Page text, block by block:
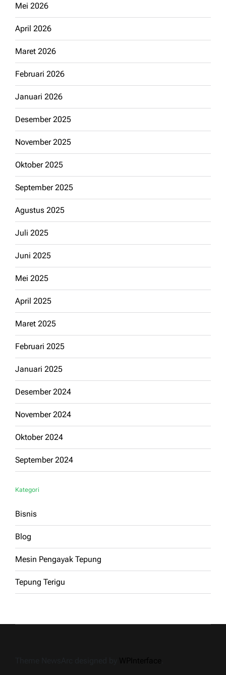
Mei 2026
April 2026
Maret 2026
Februari 2026
Januari 2026
Desember 2025
November 2025
Oktober 2025
September 2025
Agustus 2025
Juli 2025
Juni 2025
Mei 2025
April 2025
Maret 2025
Februari 2025
Januari 2025
Desember 2024
November 2024
Oktober 2024
September 2024
Kategori
Bisnis
Blog
Mesin Pengayak Tepung
Tepung Terigu